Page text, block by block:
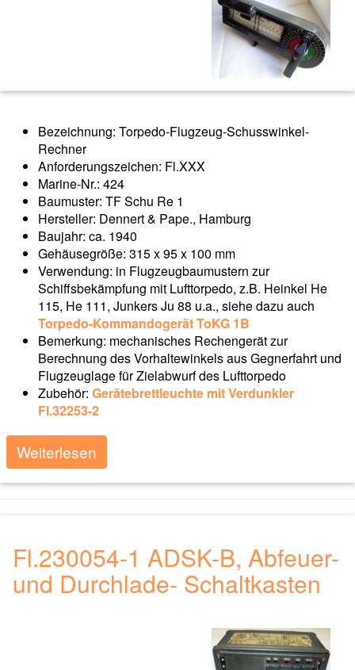
Bezeichnung: Torpedo-Flugzeug-Schusswinkel-
Rechner
Anforderungszeichen: Fl.XXX
Marine-Nr.: 424
Baumuster: TF Schu Re 1
Hersteller: Dennert & Pape., Hamburg
Baujahr: ca. 1940
Gehäusegröße: 315 x 95 x 100 mm
Verwendung: in Flugzeugbaumustern zur
Schiffsbekämpfung mit Lufttorpedo, z.B. Heinkel He
115, He 111, Junkers Ju 88 u.a., siehe dazu auch
Torpedo-Kommandogerät ToKG 1B
Bemerkung: mechanisches Rechengerät zur
Berechnung des Vorhaltewinkels aus Gegnerfahrt und
Flugzeuglage für Zielabwurf des Lufttorpedo
Zubehör: Gerätebrettleuchte mit Verdunkler
Fl.32253-2
Weiterlesen
Fl.230054-1 ADSK-B, Abfeuer-
und Durchlade- Schaltkasten